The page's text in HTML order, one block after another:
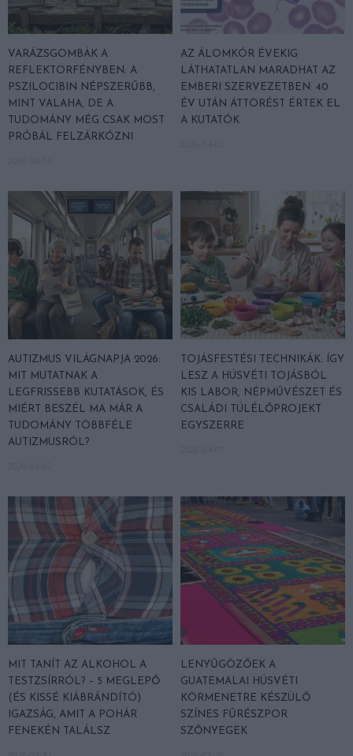
VARÁZSGOMBÁK A
REFLEKTORFÉNYBEN: A
PSZILOCIBIN NÉPSZERŰBB,
MINT VALAHA, DE A
TUDOMÁNY MÉG CSAK MOST
PRÓBÁL FELZÁRKÓZNI
AZ ÁLOMKÓR ÉVEKIG
LÁTHATATLAN MARADHAT AZ
EMBERI SZERVEZETBEN: 40
ÉV UTÁN ÁTTÖRÉST ÉRTEK EL
A KUTATÓK
AUTIZMUS VILÁGNAPJA 2026:
MIT MUTATNAK A
LEGFRISSEBB KUTATÁSOK, ÉS
MIÉRT BESZÉL MA MÁR A
TUDOMÁNY TÖBBFÉLE
AUTIZMUSRÓL?
TOJÁSFESTÉSI TECHNIKÁK: ÍGY
LESZ A HÚSVÉTI TOJÁSBÓL
KIS LABOR, NÉPMŰVÉSZET ÉS
CSALÁDI TÚLÉLŐPROJEKT
EGYSZERRE
MIT TANÍT AZ ALKOHOL A
TESTZSÍRRÓL? – 5 MEGLEPŐ
(ÉS KISSÉ KIÁBRÁNDÍTÓ)
IGAZSÁG, AMIT A POHÁR
FENEKÉN TALÁLSZ
LENYŰGÖZŐEK A
GUATEMALAI HÚSVÉTI
KÖRMENETRE KÉSZÜLŐ
SZÍNES FŰRÉSZPOR
SZŐNYEGEK